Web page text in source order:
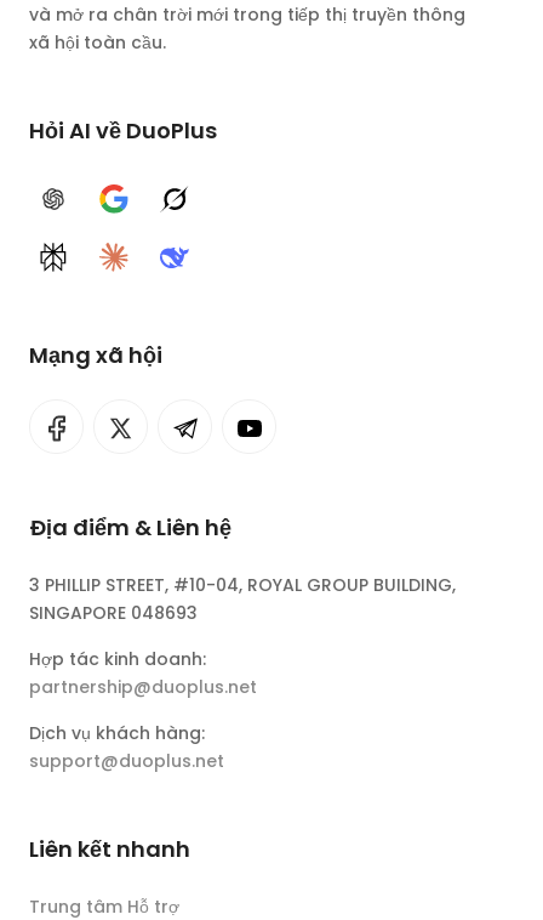
và mở ra chân trời mới trong tiếp thị truyền thông
xã hội toàn cầu.
Hỏi AI về DuoPlus
ChatGPTGoogle AIGrok
PerplexityClaudeDeepSeek
Mạng xã hội
Địa điểm & Liên hệ
3 PHILLIP STREET, #10-04, ROYAL GROUP BUILDING,
SINGAPORE 048693
Hợp tác kinh doanh:
partnership@duoplus.net
Dịch vụ khách hàng:
support@duoplus.net
Liên kết nhanh
Trung tâm Hỗ trợ